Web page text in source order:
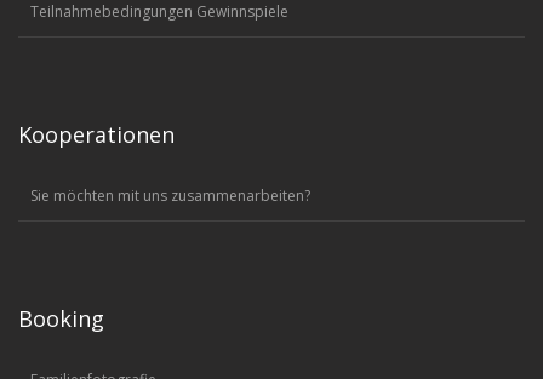
Teilnahmebedingungen Gewinnspiele
Kooperationen
Sie möchten mit uns zusammenarbeiten?
Booking